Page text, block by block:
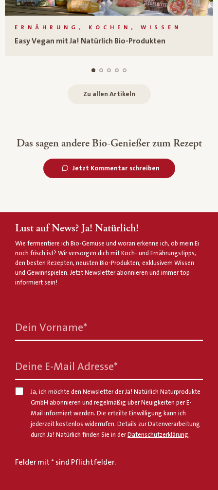
ERNÄHRUNG, KOCHEN, WISSEN
Easy Vegan mit Ja! Natürlich Bio-Produkten
Zu allen Artikeln
Das sagen andere Bio-Genießer zum Rezept
Jetzt Kommentar schreiben
Lust auf News? Ja! Natürlich!
Wie fermentiere ich Bio-Gemüse und woran erkenne ich, ob mein Ei
noch frisch ist? Wir versorgen dich mit Koch- und Ernährungstipps,
den besten Rezepten, neusten Bio-Produkten, exklusivem Wissen
und Gewinnspielen. Jetzt Newsletter abonnieren und immer top
informiert sein!
Dein Vorname*
Deine E-Mail Adresse*
Ja, ich möchte den Newsletter der Ja! Natürlich Naturprodukte
GmbH abonnieren und regelmäßig über Neuigkeiten per E-
Mail informiert werden. Die erteilte Einwilligung kann ich
jederzeit kostenlos widerrufen. Details zur Datenverarbeitung
durch Ja! Natürlich finden Sie in derDatenschutzerklärung.
Felder mit * sind Pflichtfelder.